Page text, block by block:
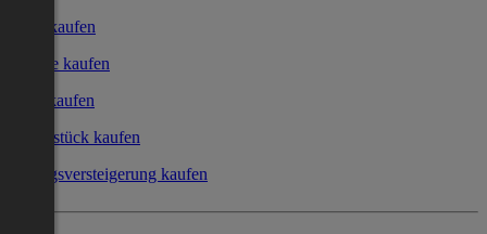
Haus kaufen
Garage kaufen
Büro kaufen
Grundstück kaufen
Zwangsversteigerung kaufen